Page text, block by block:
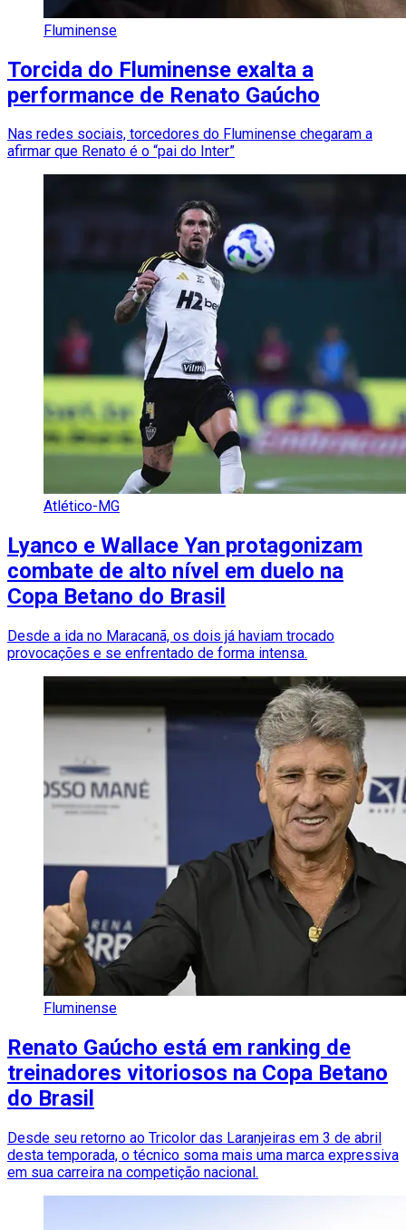
Fluminense
Torcida do Fluminense exalta a
performance de Renato Gaúcho
Nas redes sociais, torcedores do Fluminense chegaram a
afirmar que Renato é o “pai do Inter”
Atlético-MG
Lyanco e Wallace Yan protagonizam
combate de alto nível em duelo na
Copa Betano do Brasil
Desde a ida no Maracanã, os dois já haviam trocado
provocações e se enfrentado de forma intensa.
Fluminense
Renato Gaúcho está em ranking de
treinadores vitoriosos na Copa Betano
do Brasil
Desde seu retorno ao Tricolor das Laranjeiras em 3 de abril
desta temporada, o técnico soma mais uma marca expressiva
em sua carreira na competição nacional.